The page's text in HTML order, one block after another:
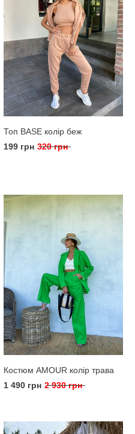
Топ BASE колір беж
199 грн 320 грн
Костюм AMOUR колір трава
1 490 грн 2 930 грн